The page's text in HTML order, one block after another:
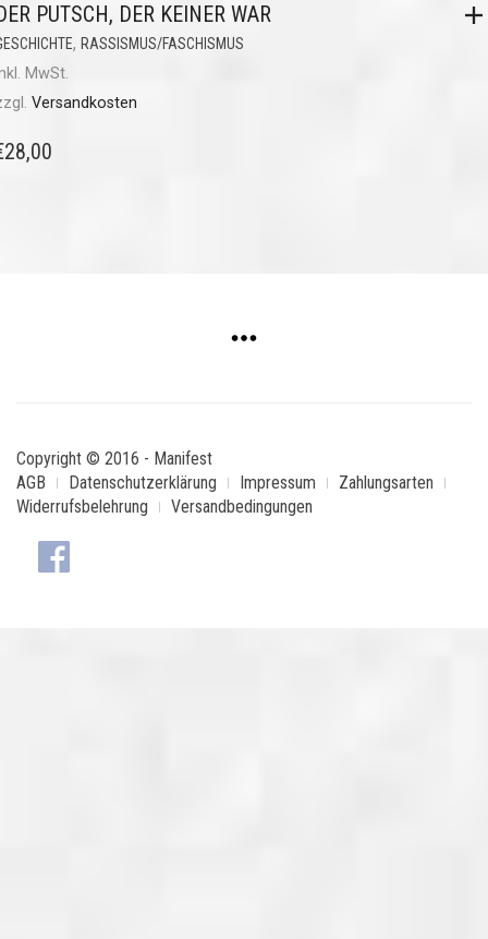
PUTSCH, DER KEINER WAR
, RASSISMUS/FASCHISMUS
MwSt.
Versandkosten
28,00
Copyright © 2016 - Manifest
AGB
Datenschutzerklärung Impressum
Zahlungsarten
Widerrufsbelehrung
Versandbedingungen